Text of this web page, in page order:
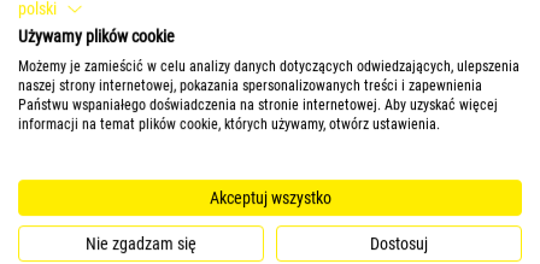
Pozwalają łatwo wyławiać ryby z akwarium
Rączka i rama pokryte specjalnym plastikiem
Siatka wykonana w 100% z nylonu nie ulega rozdarciom
polski
Używamy plików cookie
Możemy je zamieścić w celu analizy danych dotyczących odwiedzających, ulepszenia
naszej strony internetowej, pokazania spersonalizowanych treści i zapewnienia
Państwu wspaniałego doświadczenia na stronie internetowej. Aby uzyskać więcej
informacji na temat plików cookie, których używamy, otwórz ustawienia.
Akceptuj wszystko
Nie zgadzam się Dostosuj